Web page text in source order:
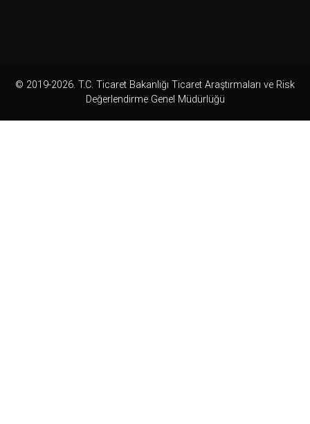
© 2019-2026. T.C. Ticaret Bakanlığı Ticaret Araştırmaları ve Risk
Değerlendirme Genel Müdürlüğü